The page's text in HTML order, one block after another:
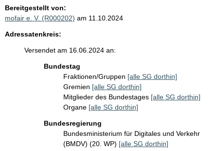
Bereitgestellt von:
mofair e. V. (R000202) am 11.10.2024
Adressatenkreis:
Versendet am 16.06.2024 an:
Bundestag
Fraktionen/Gruppen [alle SG dorthin]
Gremien [alle SG dorthin]
Mitglieder des Bundestages [alle SG dorthin]
Organe [alle SG dorthin]
Bundesregierung
Bundesministerium für Digitales und Verkehr
(BMDV) (20. WP) [alle SG dorthin]